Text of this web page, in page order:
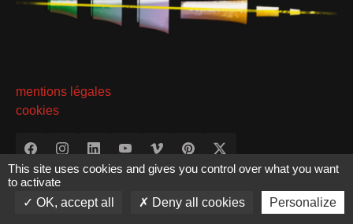
mentions légales
cookies
This site uses cookies and gives you control over what you want
to activate
OK, accept all
Deny all cookies Personalize